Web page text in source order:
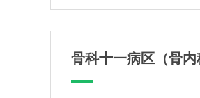
骨科十一病区（骨内